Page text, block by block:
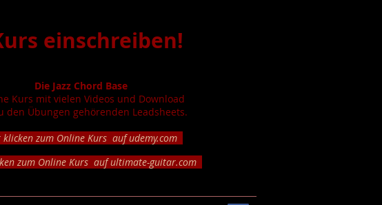
einschreiben!
Die Jazz Chord Base
Kurs mit vielen Videos und Download
den Übungen gehörenden Leadsheets.
klicken zum Online Kurs auf udemy.com
zum Online Kurs auf ultimate-guitar.com